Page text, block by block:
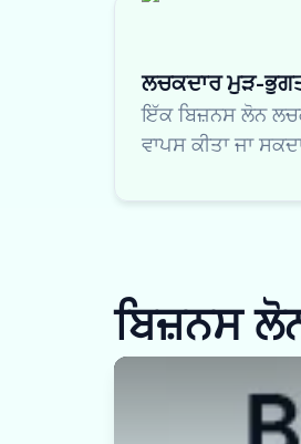
ਲਚਕਦਾਰ ਮੁੜ-
ਇੱਕ ਬਿਜ਼ਨਸ ਲੋਨ
ਵਾਪਸ ਕੀਤਾ ਜਾ
ਬਿਜ਼ਨਸ